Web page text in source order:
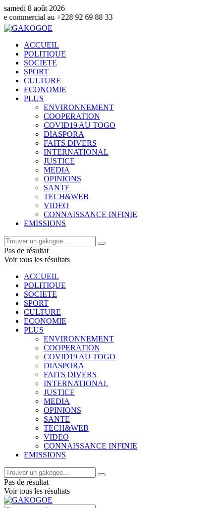
samedi 8 août 2026
+228 92 69 88 33
ACCUEIL
POLITIQUE
SOCIETE
SPORT
CULTURE
ECONOMIE
PLUS
ENVIRONNEMENT
COOPERATION
COVID19 AU TOGO
DIASPORA
FAITS DIVERS
INTERNATIONAL
JUSTICE
MEDIA
OPINIONS
SANTE
TECH&WEB
VIDEO
CONNAISSANCE INFINIE
EMISSIONS
Pas de résultat
Voir tous les résultats
ACCUEIL
POLITIQUE
SOCIETE
SPORT
CULTURE
ECONOMIE
PLUS
ENVIRONNEMENT
COOPERATION
COVID19 AU TOGO
DIASPORA
FAITS DIVERS
INTERNATIONAL
JUSTICE
MEDIA
OPINIONS
SANTE
TECH&WEB
VIDEO
CONNAISSANCE INFINIE
EMISSIONS
Pas de résultat
Voir tous les résultats